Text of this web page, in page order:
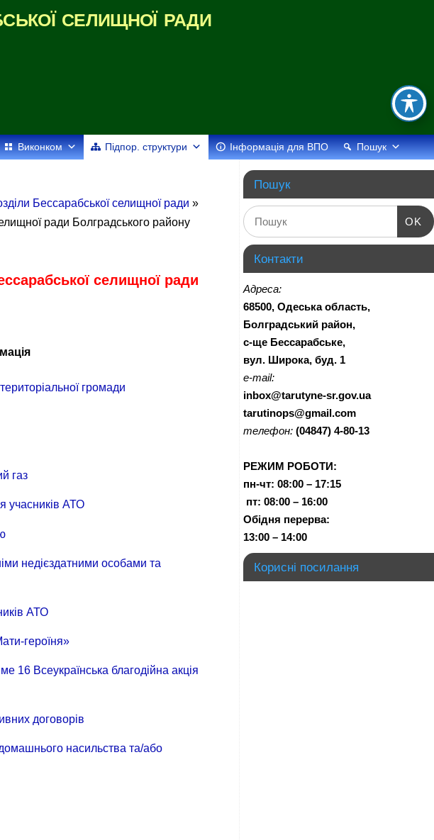
селищної ради
Виконком Підпор. структури Інформація для ВПО Пошук
Бессарабської селищної ради »
ради Болградського району
селищної ради
громади
газ
учасників АТО
недієздатними особами та
АТО
героїня»
16 Всеукраїнська благодійна акція
договорів
насильства та/або
Пошук
OK
Контакти
Адреса:
68500, Одеська область,
Болградський район,
с-ще Бессарабське,
вул. Широка, буд. 1
e-mail:
inbox@tarutyne-sr.gov.ua
tarutinops@gmail.com
телефон: (04847) 4-80-13
РЕЖИМ РОБОТИ:
пн-чт: 08:00 – 17:15
пт: 08:00 – 16:00
Обідня перерва:
13:00 – 14:00
Корисні посилання